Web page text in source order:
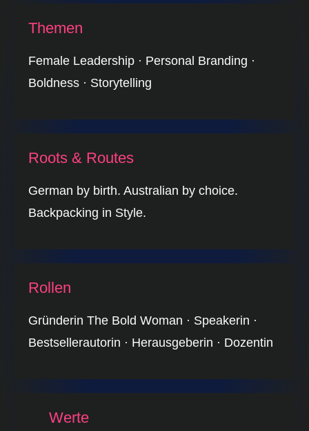
Themen
Female Leadership · Personal Branding ·
Boldness · Storytelling
Roots & Routes
German by birth. Australian by choice.
Backpacking in Style.
Rollen
Gründerin The Bold Woman · Speakerin ·
Bestsellerautorin · Herausgeberin · Dozentin
Werte